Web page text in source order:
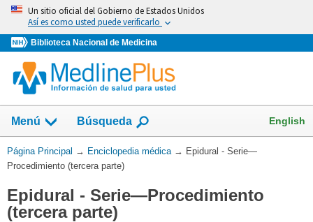
Omita
vaya
al
Contenido
Un sitio oficial del Gobierno de Estados Unidos
Así es como usted puede verificarlo
Biblioteca Nacional de Medicina
Menú Búsqueda English
Usted
está
Página Principal → Enciclopedia médica → Epidural - Serie—
Procedimiento (tercera parte)
Epidural - Serie—Procedimiento
(tercera parte)